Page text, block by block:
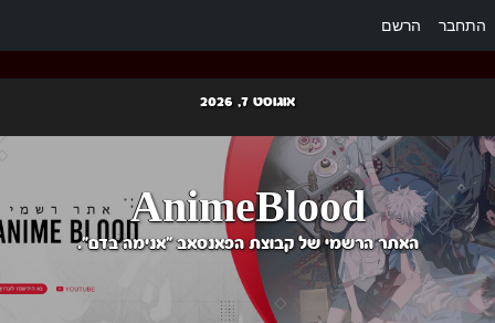
התחבר הרשם
content
אוגוסט 7, 2026
AnimeBlood
האתר הרשמי של קבוצת הפאנסאב "אנימה בדם".